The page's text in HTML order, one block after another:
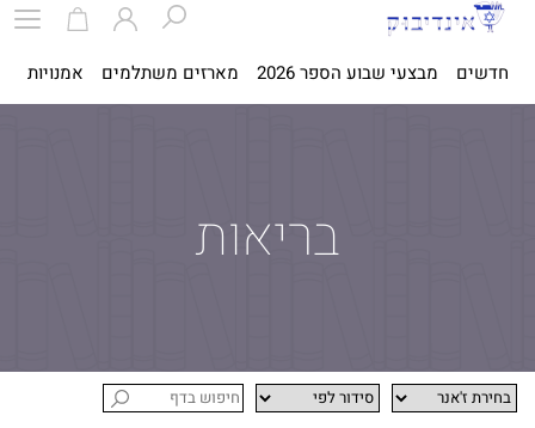
חדשים מבצעי שבוע הספר 2026 מארזים משתלמים אמנויות
בריאות